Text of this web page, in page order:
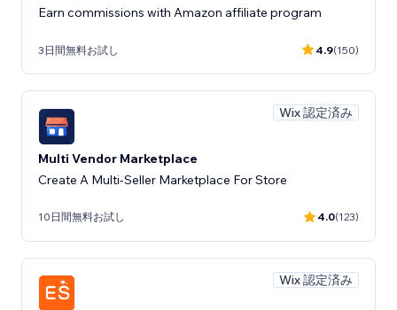
Earn commissions with Amazon affiliate program
3日間無料お試し 4.9(150)
Wix 認定済み
Multi Vendor Marketplace
Create A Multi-Seller Marketplace For Store
10日間無料お試し 4.0(123)
Wix 認定済み